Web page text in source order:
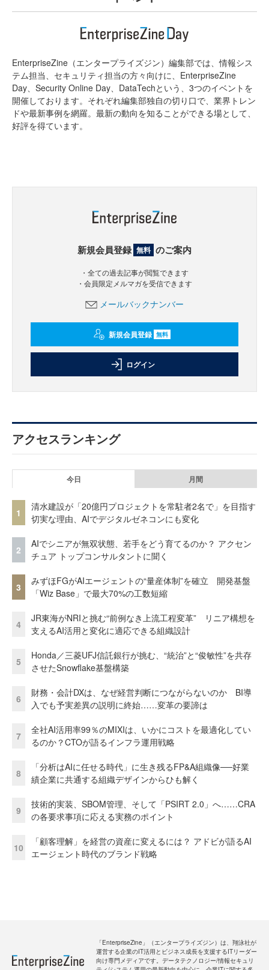
EnterpriseZine（エンタープライズジン）編集部では、情報シス
テム担当、セキュリティ担当の方々向けに、EnterpriseZine
Day、Security Online Day、DataTechという、3つのイベントを
開催しております。それぞれ編集部独自の切り口で、業界トレン
ドや最新事例を網羅。最新の動向を知ることができる場として、
好評を得ています。
新規会員登録 無料 のご案内
・全ての過去記事が閲覧できます
・会員限定メルマガを受信できます
メールバックナンバー
新規会員登録 無料
ログイン
アクセスランキング
今日 月間
1
清水建設が「20億円プロジェクトを常駐者2名で」を目指す
切実な理由、AIでデジタルゼネコンにも変化
2
AIでシニアが無双状態、若手をどう育てるのか？ アクセン
チュア トップコンサルタントに聞く
3
みずほFGがAIエージェントの“量産体制”を確立 開発基盤
「Wiz Base」で最大70%の工数短縮
4
JR東海がNRIと挑む“前例なき上流工程変革” リニア構想を
支えるAI活用と変化に適応できる組織設計
5
Honda／三菱UFJ信託銀行が挑む、“統治”と“俊敏性”を共存
させたSnowflake基盤構築
6
財務・会計DXは、なぜ経営判断につながらないのか BI導
入でも予実差異の説明に終始……変革の要諦は
7
全社AI活用率99％のMIXIは、いかにコストを最適化してい
るのか？CTOが語るインフラ運用戦略
8
「分析はAIに任せる時代」に生き残るFP&A組織像──好業
績企業に共通する組織デザインからひも解く
9
技術的実装、SBOM管理、そして「PSIRT 2.0」へ……CRA
の各要求事項に応える実務のポイント
10
「顧客理解」を経営の資産に変えるには？ アドビが語るAI
エージェント時代のブランド戦略
「EnterpriseZine」（エンタープライズジン）は、翔泳社が
運営する企業のIT活用とビジネス成長を支援するITリーダー
向け専門メディアです。データテクノロジー/情報セキュリ